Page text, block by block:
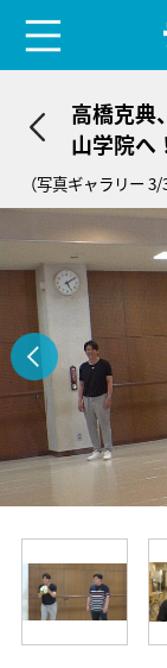
高橋克典
山学院へ
しを実現
（写真ギャラリー 3/3